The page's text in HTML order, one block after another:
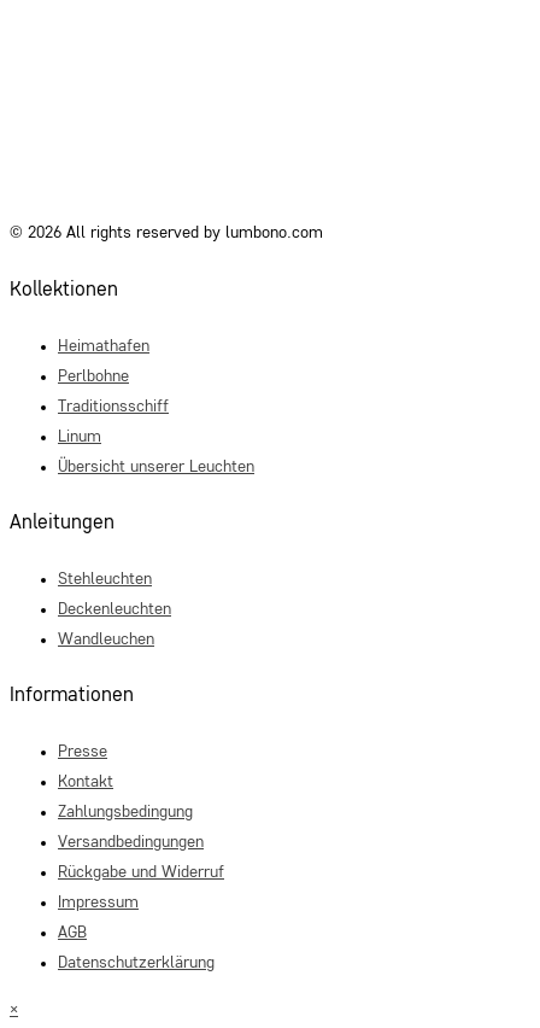
© 2026 All rights reserved by lumbono.com
Kollektionen
Heimathafen
Perlbohne
Traditionsschiff
Linum
Übersicht unserer Leuchten
Anleitungen
Stehleuchten
Deckenleuchten
Wandleuchen
Informationen
Presse
Kontakt
Zahlungsbedingung
Versandbedingungen
Rückgabe und Widerruf
Impressum
AGB
Datenschutzerklärung
×